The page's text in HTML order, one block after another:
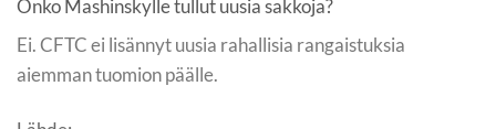
Onko Mashinskylle tullut uusia sakkoja?
Ei. CFTC ei lisännyt uusia rahallisia rangaistuksia
aiemman tuomion päälle.